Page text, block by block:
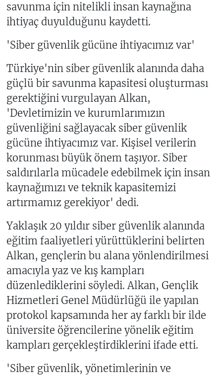
savunma için nitelikli insan kaynağına
ihtiyaç duyulduğunu kaydetti.
'Siber güvenlik gücüne ihtiyacımız var'
Türkiye'nin siber güvenlik alanında daha
güçlü bir savunma kapasitesi oluşturması
gerektiğini vurgulayan Alkan,
'Devletimizin ve kurumlarımızın
güvenliğini sağlayacak siber güvenlik
gücüne ihtiyacımız var. Kişisel verilerin
korunması büyük önem taşıyor. Siber
saldırılarla mücadele edebilmek için insan
kaynağımızı ve teknik kapasitemizi
artırmamız gerekiyor' dedi.
Yaklaşık 20 yıldır siber güvenlik alanında
eğitim faaliyetleri yürüttüklerini belirten
Alkan, gençlerin bu alana yönlendirilmesi
amacıyla yaz ve kış kampları
düzenlediklerini söyledi. Alkan, Gençlik
Hizmetleri Genel Müdürlüğü ile yapılan
protokol kapsamında her ay farklı bir ilde
üniversite öğrencilerine yönelik eğitim
kampları gerçekleştirdiklerini ifade etti.
'Siber güvenlik, yönetimlerinin ve